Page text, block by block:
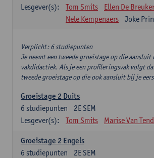
Lesgever(s):
Tom Smits
Ellen De Breuker
Nele Kempenaers
Joke
Verplicht: 6 studiepunten
Je neemt een tweede groeistage op die aansluit
vakdidactiek. Als je een profileringsvak volgt
tweede groeistage op die ook aansluit bij je
Groeistage 2 Duits
2E SEM
6 studiepunten
Lesgever(s):
Tom Smits Marise Van
Groeistage 2 Engels
2E SEM
6 studiepunten